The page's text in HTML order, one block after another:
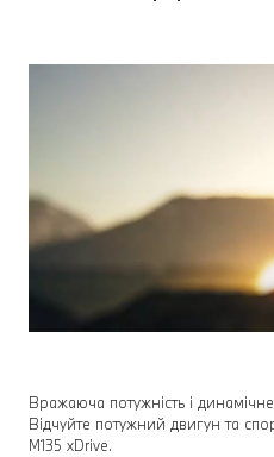
Вражаюча потужність і
Відчуйте потужний двигун та
M135 xDrive.